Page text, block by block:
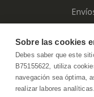
Sobre las cookies
Debes saber que este
B75155622, utiliza
navegación sea óptima,
realizar labores